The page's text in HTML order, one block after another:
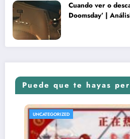
Cuando ver o
Doomsday’ |
Puede que te hayas